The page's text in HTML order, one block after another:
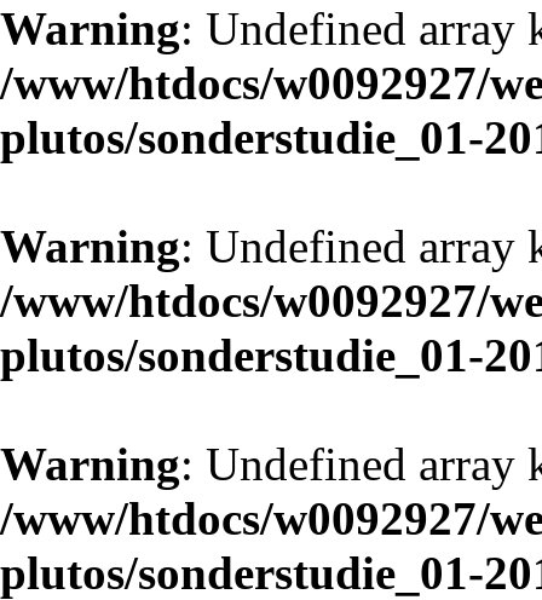
Warning: Undefined array
/www/htdocs/w0092927/
plutos/sonderstudie_01-
Warning: Undefined
/www/htdocs/w0092927/
plutos/sonderstudie_01-
Warning: Undefined array
/www/htdocs/w0092927/
plutos/sonderstudie_01-